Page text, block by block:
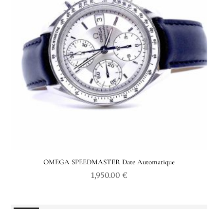
OMEGA SPEEDMASTER Date Automatique
1,950.00 €